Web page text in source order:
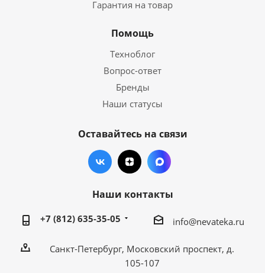
Гарантия на товар
Помощь
Техноблог
Вопрос-ответ
Бренды
Наши статусы
Оставайтесь на связи
Наши контакты
+7 (812) 635-35-05 info@nevateka.ru
Санкт-Петербург, Московский проспект, д.
105-107